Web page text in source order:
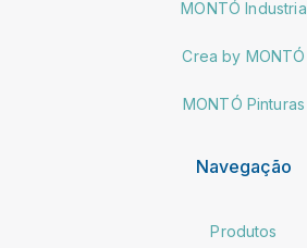
MONTÓ Industria
Crea by MONTÓ
MONTÓ Pinturas
Navegação
Produtos